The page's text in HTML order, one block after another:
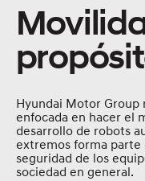
Hyundai Motor Group
enfocada en hacer el
desarrollo de robots
extremos forma parte
seguridad de los
sociedad en general.